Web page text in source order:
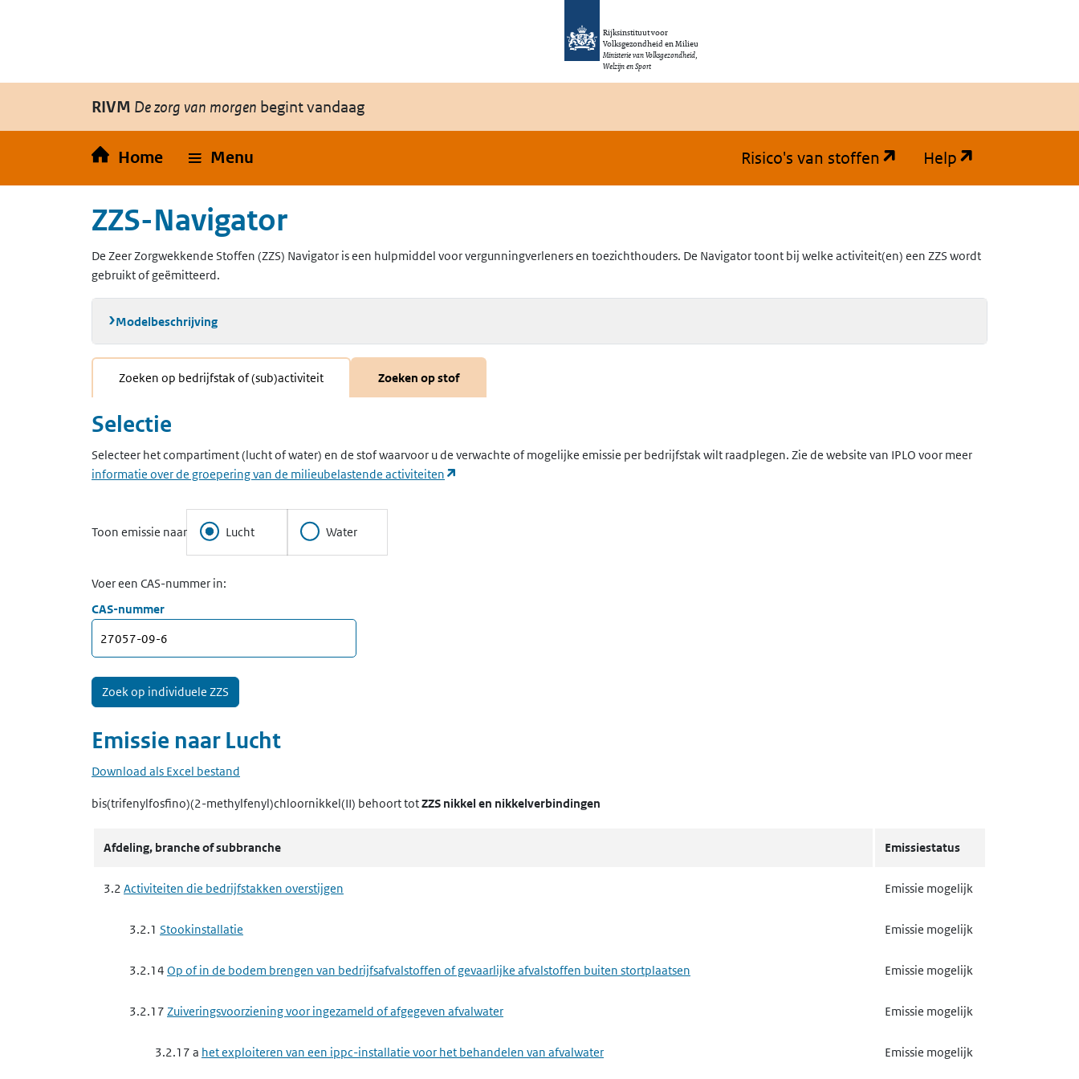
Rijksinstituut voor
Volksgezondheid en Milieu
Ministerie van Volksgezondheid,
Welzijn en Sport
RIVM De zorg van morgen begint vandaag
Home Menu Risico's van stoffen (opent in een nieuw
Help
ZZS-Navigator
De Zeer Zorgwekkende Stoffen (ZZS) Navigator is een hulpmiddel voor vergunningverleners en toezichthouders. De Navigator toont bij welke activiteit(en) een ZZS wordt
gebruikt of geëmitteerd.
Modelbeschrijving
Zoeken op bedrijfstak of (sub)activiteit Zoeken op stof
Selectie
Selecteer het compartiment (lucht of water) en de stof waarvoor u de verwachte of mogelijke emissie per bedrijfstak wilt raadplegen. Zie de website van IPLO voor meer
informatie over de groepering van de milieubelastende activiteiten
Toon emissie naar Lucht Water
Voer een CAS-nummer in:
CAS-nummer
Emissie naar Lucht
Download als Excel bestand
bis(trifenylfosfino)(2-methylfenyl)chloornikkel(II) behoort totZZS nikkel en nikkelverbindingen
Afdeling, branche of subbranche Emissiestatus
3.2 Activiteiten die bedrijfstakken overstijgen Emissie mogelijk
3.2.1 Stookinstallatie Emissie mogelijk
3.2.14 Op of in de bodem brengen van bedrijfsafvalstoffen of gevaarlijke afvalstoffen buiten stortplaatsen Emissie mogelijk
3.2.17 Zuiveringsvoorziening voor ingezameld of afgegeven afvalwater Emissie mogelijk
3.2.17 a het exploiteren van een ippc-installatie voor het behandelen van afvalwater Emissie mogelijk